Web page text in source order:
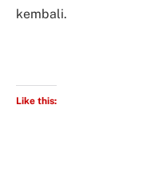
kembali.
Like this: